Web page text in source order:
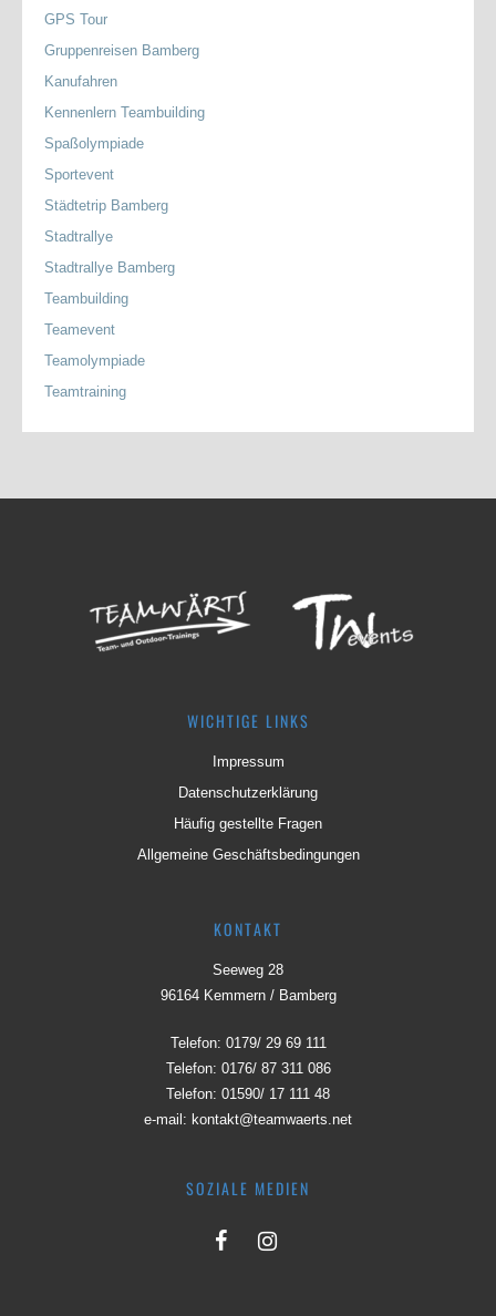
GPS Tour
Gruppenreisen Bamberg
Kanufahren
Kennenlern Teambuilding
Spaßolympiade
Sportevent
Städtetrip Bamberg
Stadtrallye
Stadtrallye Bamberg
Teambuilding
Teamevent
Teamolympiade
Teamtraining
WICHTIGE LINKS
Impressum
Datenschutzerklärung
Häufig gestellte Fragen
Allgemeine Geschäftsbedingungen
KONTAKT
Seeweg 28
96164 Kemmern / Bamberg
Telefon: 0179/ 29 69 111
Telefon: 0176/ 87 311 086
Telefon: 01590/ 17 111 48
e-mail: kontakt@teamwaerts.net
SOZIALE MEDIEN